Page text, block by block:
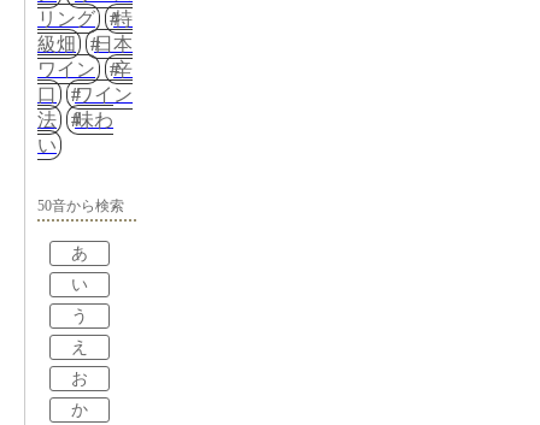
リング
特
級畑
日本
ワイン
辛
口
ワイン
法
味わ
い
50音から検索
あ
い
う
え
お
か